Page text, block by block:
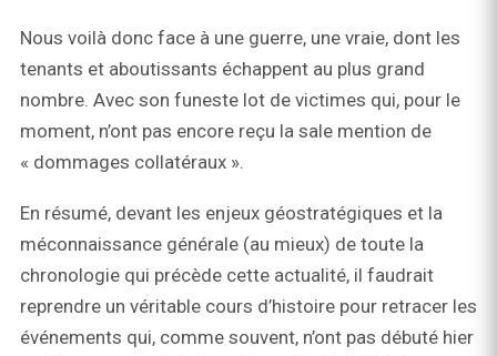
Nous voilà donc face à une guerre, une vraie, dont les
tenants et aboutissants échappent au plus grand
nombre. Avec son funeste lot de victimes qui, pour le
moment, n’ont pas encore reçu la sale mention de
« dommages collatéraux ».
En résumé, devant les enjeux géostratégiques et la
méconnaissance générale (au mieux) de toute la
chronologie qui précède cette actualité, il faudrait
reprendre un véritable cours d’histoire pour retracer les
événements qui, comme souvent, n’ont pas débuté hier